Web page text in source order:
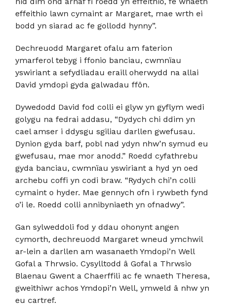
effeithio lawn cymaint ar Margaret, mae wrth ei
bodd yn siarad ac fe gollodd hynny”.
Dechreuodd Margaret ofalu am faterion
ymarferol tebyg i ffonio banciau, cwmnïau
yswiriant a sefydliadau eraill oherwydd na allai
David ymdopi gyda galwadau ffôn.
Dywedodd David fod colli ei glyw yn gyflym wedi
golygu na fedrai addasu, “Dydych chi ddim yn
cael amser i ddysgu sgiliau darllen gwefusau.
Dynion gyda barf, pobl nad ydyn nhw’n symud eu
gwefusau, mae mor anodd.” Roedd cyfathrebu
gyda banciau, cwmnïau yswiriant a hyd yn oed
archebu coffi yn codi braw. “Rydych chi’n colli
cymaint o hyder. Mae gennych ofn i rywbeth fynd
o’i le. Roedd colli annibyniaeth yn ofnadwy”.
Gan sylweddoli fod y ddau ohonynt angen
cymorth, dechreuodd Margaret wneud ymchwil
ar-lein a darllen am wasanaeth Ymdopi’n Well
Gofal a Thrwsio. Cysylltodd â Gofal a Thrwsio
Blaenau Gwent a Chaerffili ac fe wnaeth Theresa,
gweithiwr achos Ymdopi’n Well, ymweld â nhw yn
eu cartref.